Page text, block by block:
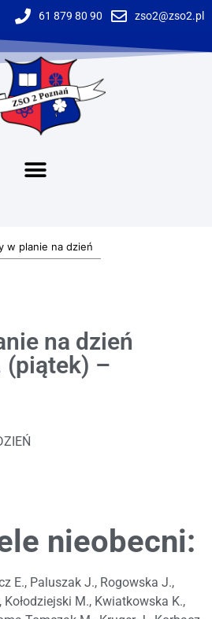
61 879 80 90 zso2@zso2.pl
w planie na dzień
na dzień
(piątek) –
nieobecni:
E., Paluszak J., Rogowska J.,
Kołodziejski M., Kwiatkowska K.,